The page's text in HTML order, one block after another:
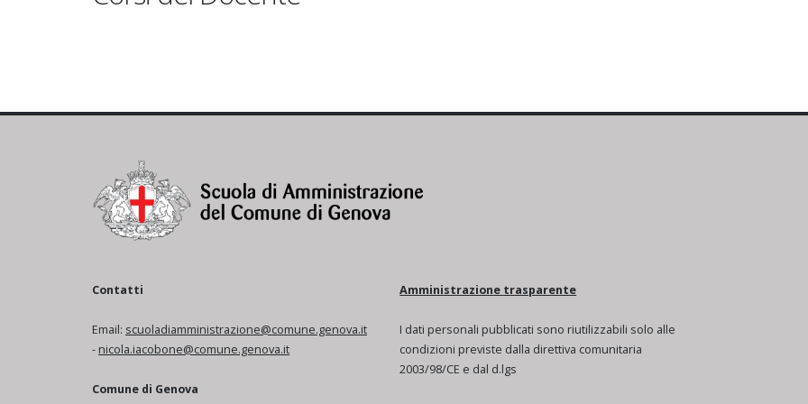
Contatti
Email: scuoladiamministrazione@comune.genova.it
- nicola.iacobone@comune.genova.it
Comune di Genova
Amministrazione trasparente
I dati personali pubblicati sono riutilizzabili solo alle
condizioni previste dalla direttiva comunitaria
2003/98/CE e dal d.lgs